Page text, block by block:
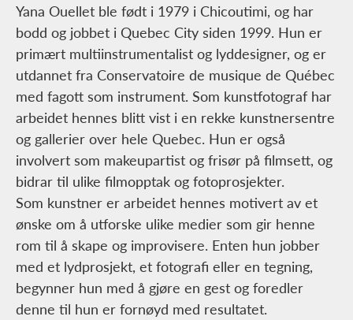
Yana Ouellet ble født i 1979 i Chicoutimi, og har
bodd og jobbet i Quebec City siden 1999. Hun er
primært multiinstrumentalist og lyddesigner, og er
utdannet fra Conservatoire de musique de Québec
med fagott som instrument. Som kunstfotograf har
arbeidet hennes blitt vist i en rekke kunstnersentre
og gallerier over hele Quebec. Hun er også
involvert som makeupartist og frisør på filmsett, og
bidrar til ulike filmopptak og fotoprosjekter.
Som kunstner er arbeidet hennes motivert av et
ønske om å utforske ulike medier som gir henne
rom til å skape og improvisere. Enten hun jobber
med et lydprosjekt, et fotografi eller en tegning,
begynner hun med å gjøre en gest og foredler
denne til hun er fornøyd med resultatet.